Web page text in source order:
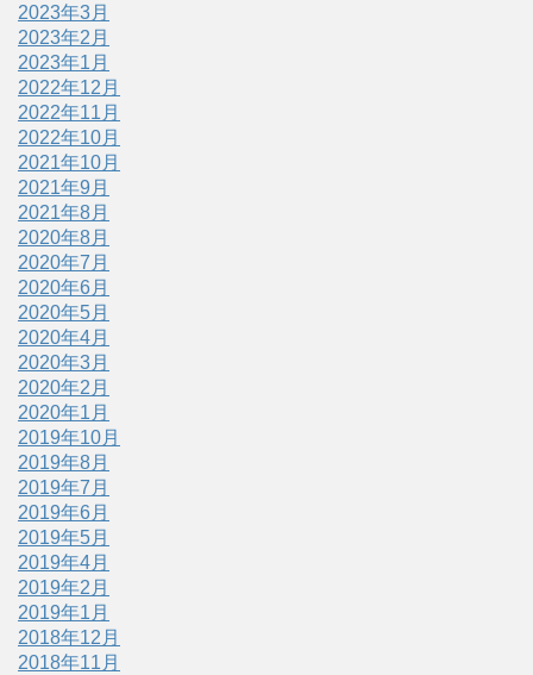
2023年3月
2023年2月
2023年1月
2022年12月
2022年11月
2022年10月
2021年10月
2021年9月
2021年8月
2020年8月
2020年7月
2020年6月
2020年5月
2020年4月
2020年3月
2020年2月
2020年1月
2019年10月
2019年8月
2019年7月
2019年6月
2019年5月
2019年4月
2019年2月
2019年1月
2018年12月
2018年11月